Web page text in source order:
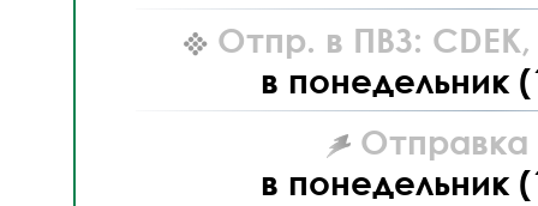
Отпр. в ПВЗ: CDEK,
в понедельник
Отправка
в понедельник